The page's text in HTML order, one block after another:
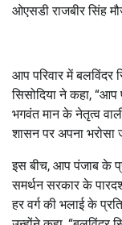
ओएसडी राजबीर सिंह
आप परिवार में बलविंदर
सिसोदिया ने कहा, “आप
भगवंत मान के नेतृत्व
शासन पर अपना भरोसा
इस बीच, आप पंजाब के
समर्थन सरकार के
हर वर्ग की भलाई के